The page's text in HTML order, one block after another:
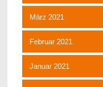
März 2021
Februar 2021
Januar 2021